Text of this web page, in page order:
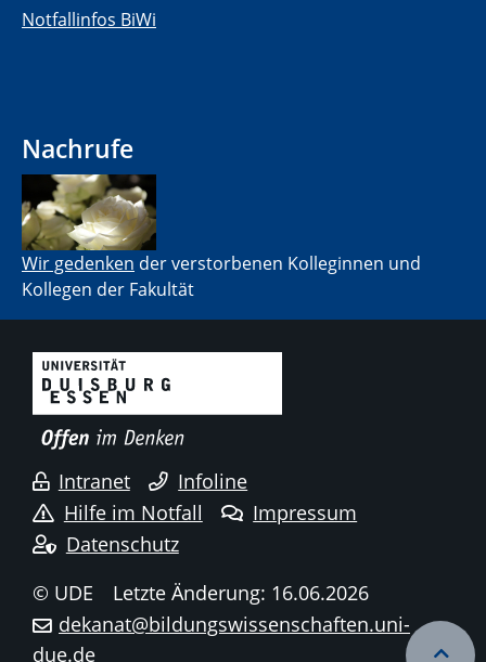
Notfallinfos BiWi
Nachrufe
Wir gedenken der verstorbenen Kolleginnen und
Kollegen der Fakultät
Intranet
Infoline
Hilfe im Notfall
Impressum
Datenschutz
© UDE
Letzte Änderung: 16.06.2026
dekanat@bildungswissenschaften.uni-
due.de